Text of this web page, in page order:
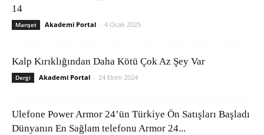
14
Manşet Akademi Portal - 4 Ocak 2025
Kalp Kırıklığından Daha Kötü Çok Az Şey Var
Dergi Akademi Portal - 24 Ekim 2024
Ulefone Power Armor 24’ün Türkiye Ön Satışları Başladı
Dünyanın En Sağlam telefonu Armor 24...